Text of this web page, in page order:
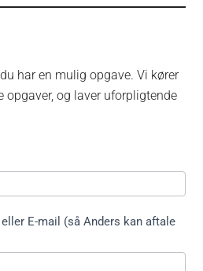
har en mulig opgave. Vi kører
opgaver, og laver uforpligtende
E-mail (så Anders kan aftale